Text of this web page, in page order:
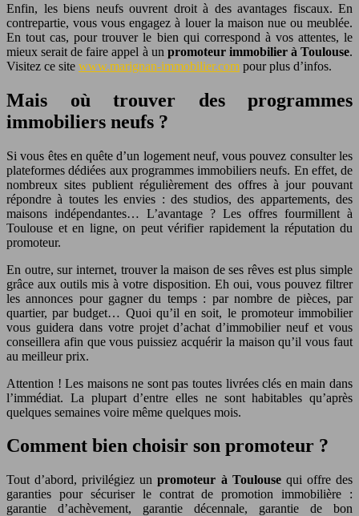
Enfin, les biens neufs ouvrent droit à des avantages fiscaux. En
contrepartie, vous vous engagez à louer la maison nue ou meublée.
En tout cas, pour trouver le bien qui correspond à vos attentes, le
mieux serait de faire appel à un promoteur immobilier à Toulouse.
Visitez ce site www.marignan-immobilier.com pour plus d’infos.
Mais où trouver des programmes
immobiliers neufs ?
Si vous êtes en quête d’un logement neuf, vous pouvez consulter les
plateformes dédiées aux programmes immobiliers neufs. En effet, de
nombreux sites publient régulièrement des offres à jour pouvant
répondre à toutes les envies : des studios, des appartements, des
maisons indépendantes… L’avantage ? Les offres fourmillent à
Toulouse et en ligne, on peut vérifier rapidement la réputation du
promoteur.
En outre, sur internet, trouver la maison de ses rêves est plus simple
grâce aux outils mis à votre disposition. Eh oui, vous pouvez filtrer
les annonces pour gagner du temps : par nombre de pièces, par
quartier, par budget… Quoi qu’il en soit, le promoteur immobilier
vous guidera dans votre projet d’achat d’immobilier neuf et vous
conseillera afin que vous puissiez acquérir la maison qu’il vous faut
au meilleur prix.
Attention ! Les maisons ne sont pas toutes livrées clés en main dans
l’immédiat. La plupart d’entre elles ne sont habitables qu’après
quelques semaines voire même quelques mois.
Comment bien choisir son promoteur ?
Tout d’abord, privilégiez unpromoteur à Toulousequi offre des
garanties pour sécuriser le contrat de promotion immobilière :
garantie d’achèvement, garantie décennale, garantie de bon